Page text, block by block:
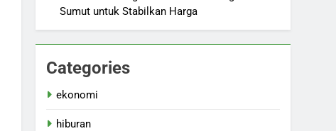
Sumut untuk Stabilkan Harga
Categories
ekonomi
hiburan